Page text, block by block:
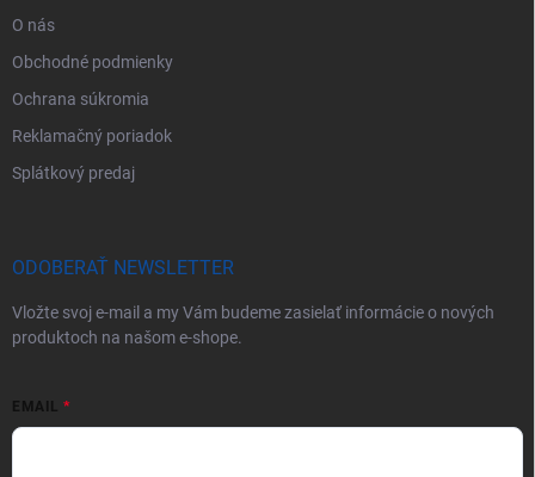
O nás
Obchodné podmienky
Ochrana súkromia
Reklamačný poriadok
Splátkový predaj
ODOBERAŤ NEWSLETTER
Vložte svoj e-mail a my Vám budeme zasielať informácie o nových
produktoch na našom e-shope.
EMAIL